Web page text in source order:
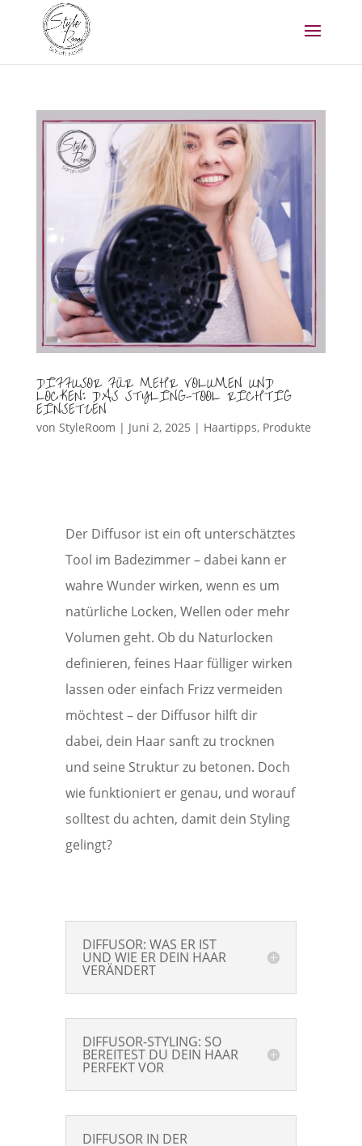
DIFFUSOR FÜR MEHR VOLUMEN UND
LOCKEN: DAS STYLING-TOOL RICHTIG
EINSETZEN
von StyleRoom | Juni 2, 2025 | Haartipps, Produkte
Der Diffusor ist ein oft unterschätztes
Tool im Badezimmer – dabei kann er
wahre Wunder wirken, wenn es um
natürliche Locken, Wellen oder mehr
Volumen geht. Ob du Naturlocken
definieren, feines Haar fülliger wirken
lassen oder einfach Frizz vermeiden
möchtest – der Diffusor hilft dir
dabei, dein Haar sanft zu trocknen
und seine Struktur zu betonen. Doch
wie funktioniert er genau, und worauf
solltest du achten, damit dein Styling
gelingt?
DIFFUSOR: WAS ER IST
UND WIE ER DEIN HAAR
VERÄNDERT
DIFFUSOR-STYLING: SO
BEREITEST DU DEIN HAAR
PERFEKT VOR
DIFFUSOR IN DER